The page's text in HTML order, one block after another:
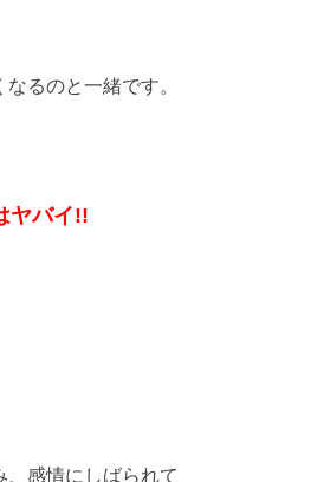
るのと一緒です。
ヤバイ!!
感情にしばられて